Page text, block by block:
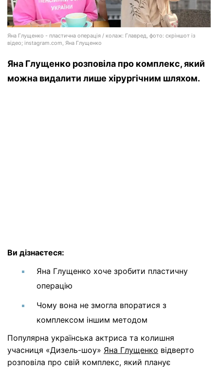
Яна Глущенко - пластична операція / колаж: Главред, фото: скріншот із
відео; instagram.com, Яна Глущенко
Яна Глущенко розповіла про комплекс, який
можна видалити лише хірургічним шляхом.
Ви дізнаєтеся:
Яна Глущенко хоче зробити пластичну
операцію
Чому вона не змогла впоратися з
комплексом іншим методом
Популярна українська актриса та колишня
учасниця «Дизель-шоу» Яна Глущенко відверто
розповіла про свій комплекс, який планує